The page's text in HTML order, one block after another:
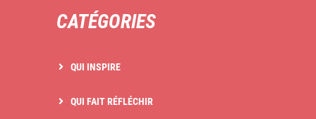
CATÉGORIES
QUI INSPIRE
QUI FAIT RÉFLÉCHIR